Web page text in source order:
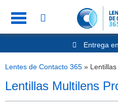
Entrega
-20%
Nº1 en
Lentes de Contacto 365 »
Lentillas Multilens